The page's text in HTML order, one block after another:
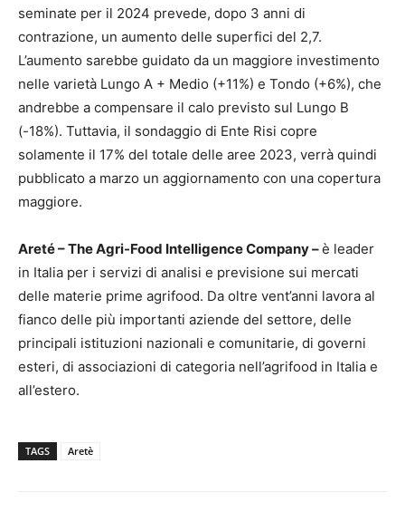
seminate per il 2024 prevede, dopo 3 anni di
contrazione, un aumento delle superfici del 2,7.
L’aumento sarebbe guidato da un maggiore investimento
nelle varietà Lungo A + Medio (+11%) e Tondo (+6%), che
andrebbe a compensare il calo previsto sul Lungo B
(-18%). Tuttavia, il sondaggio di Ente Risi copre
solamente il 17% del totale delle aree 2023, verrà quindi
pubblicato a marzo un aggiornamento con una copertura
maggiore.
Areté – The Agri-Food Intelligence Company–è leader
in Italia per i servizi di analisi e previsione sui mercati
delle materie prime agrifood. Da oltre vent’anni lavora al
fianco delle più importanti aziende del settore, delle
principali istituzioni nazionali e comunitarie, di governi
esteri, di associazioni di categoria nell’agrifood in Italia e
all’estero.
TAGS Aretè